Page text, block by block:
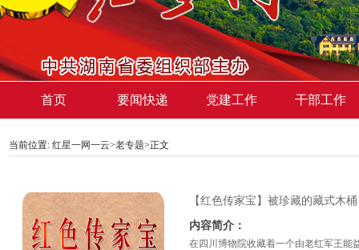
首页 要闻快递 党建工作 干部工作
当前位置: 红星一网一云>老专题>正文
【红色传家宝】被珍藏的藏式木桶
内容简介：
在四川博物院收藏着一个由老红军王能